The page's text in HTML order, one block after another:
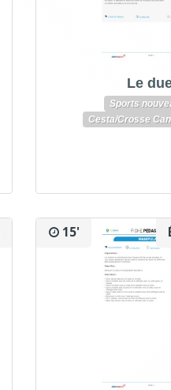
Le
Sports
Cesta/Crosse
15'